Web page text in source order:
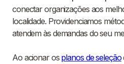
conectar organizações aos
localidade. Providenciamos
atendem às demandas do seu
Ao acionar os planos de seleção